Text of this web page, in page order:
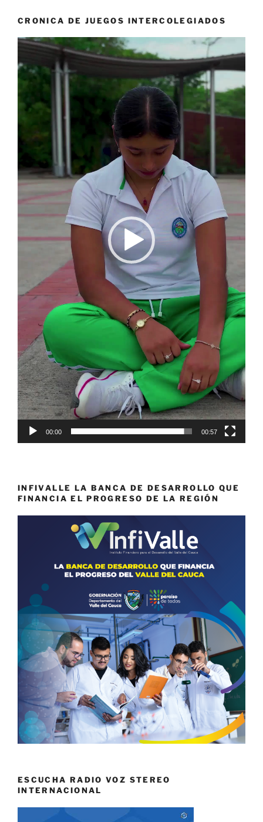
CRONICA DE JUEGOS INTERCOLEGIADOS
Reproductor
vídeo
00:00 00:57
INFIVALLE LA BANCA DE DESARROLLO QUE
FINANCIA EL PROGRESO DE LA REGIÓN
ESCUCHA RADIO VOZ STEREO
INTERNACIONAL